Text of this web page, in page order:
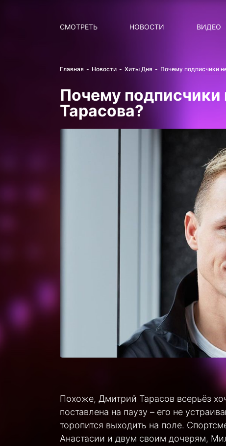
СМОТРЕТЬ НОВОСТИ
ВИДЕО
Главная Новости Хиты Дня Почему подписчики
Почему подписчики
Тарасова?
Похоже, Дмитрий Тарасов всерьёз
поставлена на паузу – его не
торопится выходить на поле.
Анастасии и двум своим дочерям,